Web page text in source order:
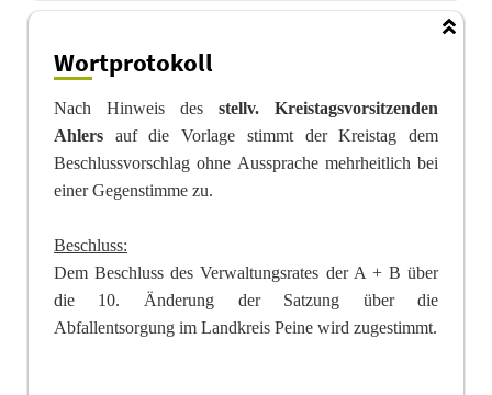
Wortprotokoll
Nach Hinweis desstellv. Kreistagsvorsitzenden
Ahlers auf die Vorlage stimmt der Kreistag dem
Beschlussvorschlag ohne Aussprache mehrheitlich bei
einer Gegenstimme zu.
Beschluss:
Dem Beschluss des Verwaltungsrates der A + B über
die 10. Änderung der Satzung über die
Abfallentsorgung im Landkreis Peine wird zugestimmt.